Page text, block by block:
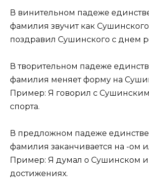
В винительном падеже
фамилия звучит как
поздравил Сушинского с днем
В творительном падеже
фамилия меняет форму на
Пример: Я говорил с
спорта.
В предложном падеже
фамилия заканчивается на -ом
Пример: Я думал о Сушинском и
достижениях.